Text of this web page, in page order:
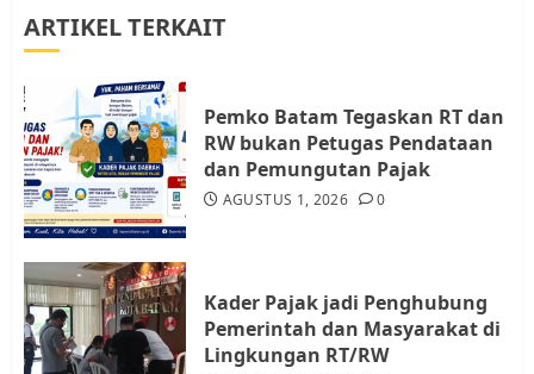
ARTIKEL TERKAIT
Pemko Batam Tegaskan RT dan
RW bukan Petugas Pendataan
dan Pemungutan Pajak
AGUSTUS 1, 2026 0
Kader Pajak jadi Penghubung
Pemerintah dan Masyarakat di
Lingkungan RT/RW
4
Warga Rempang Ajukan
Resahkan Warga
JULI 17, 2026 0
5
JULI 15, 2026 0